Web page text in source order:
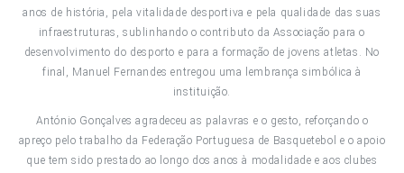
anos de história, pela vitalidade desportiva e pela qualidade das suas
infraestruturas, sublinhando o contributo da Associação para o
desenvolvimento do desporto e para a formação de jovens atletas. No
final, Manuel Fernandes entregou uma lembrança simbólica à
instituição.
António Gonçalves agradeceu as palavras e o gesto, reforçando o
apreço pelo trabalho da Federação Portuguesa de Basquetebol e o apoio
que tem sido prestado ao longo dos anos à modalidade e aos clubes